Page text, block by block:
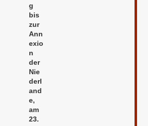
g
bis
zur
Ann
exio
n
der
Nie
derl
and
e,
am
23.